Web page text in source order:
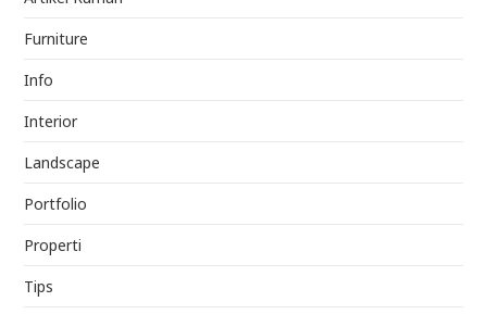
Furniture
Info
Interior
Landscape
Portfolio
Properti
Tips